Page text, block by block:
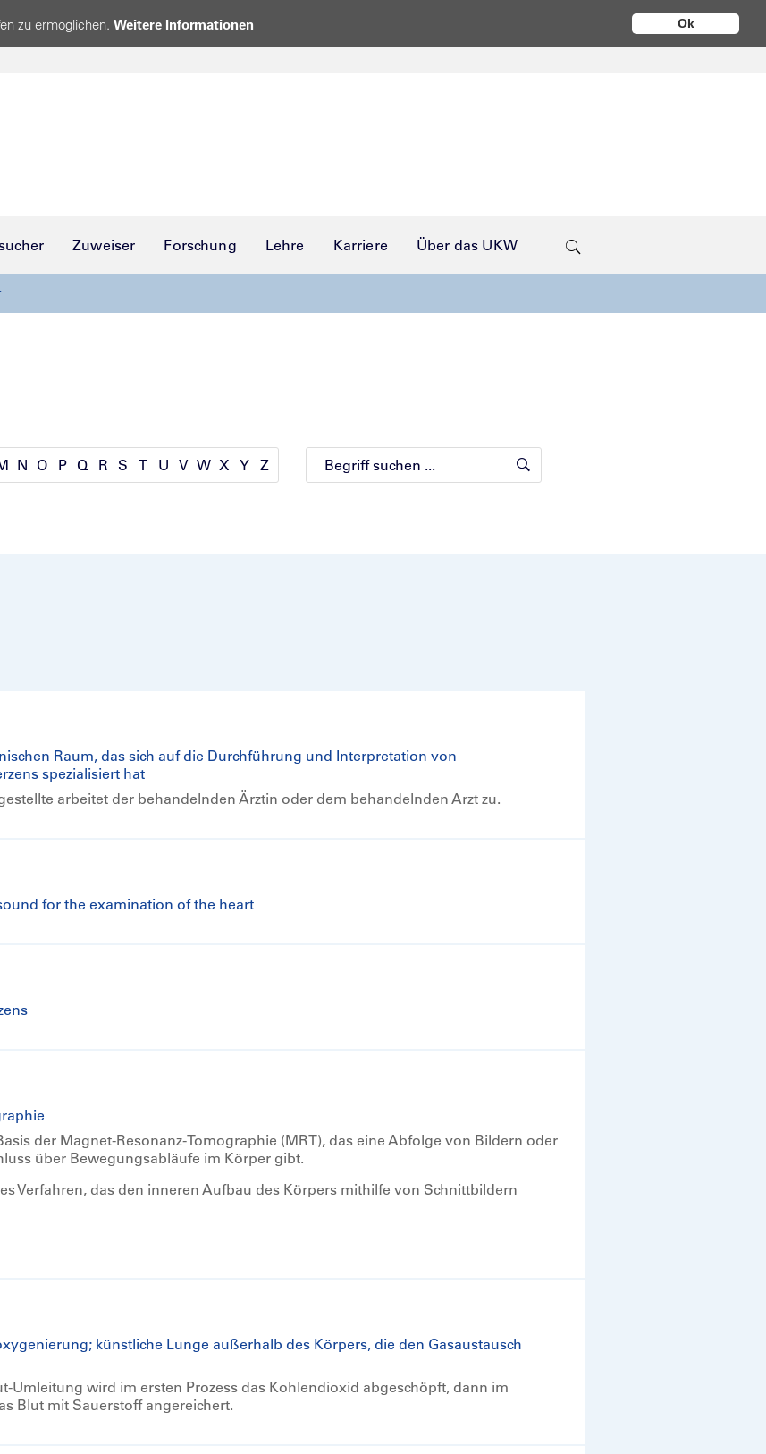
Ok
zu ermöglichen. Weitere Informationen
Zuweiser Forschung Lehre Karriere Über das UKW
N O P Q R S T U V W X Y Z
Raum, das sich auf die Durchführung und Interpretation von
spezialisiert hat
arbeitet der behandelnden Ärztin oder dem behandelnden Arzt zu.
for the examination of the heart
der Magnet-Resonanz-Tomographie (MRT), das eine Abfolge von Bildern oder
über Bewegungsabläufe im Körper gibt.
Verfahren, das den inneren Aufbau des Körpers mithilfe von Schnittbildern
künstliche Lunge außerhalb des Körpers, die den Gasaustausch
Umleitung wird im ersten Prozess das Kohlendioxid abgeschöpft, dann im
Blut mit Sauerstoff angereichert.